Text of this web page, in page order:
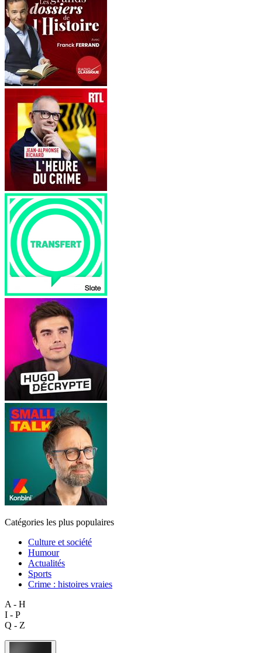
Catégories les plus populaires
Culture et société
Humour
Actualités
Sports
Crime : histoires vraies
A - H
I - P
Q - Z